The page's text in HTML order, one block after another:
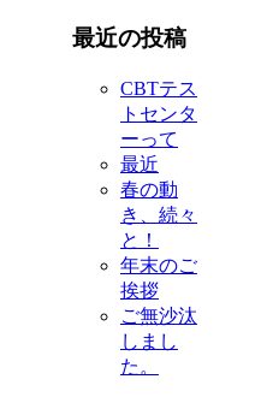
最近の投稿
CBTテス
トセンタ
ーって
最近
春の動
き、続々
と！
年末のご
挨拶
ご無沙汰
しまし
た。